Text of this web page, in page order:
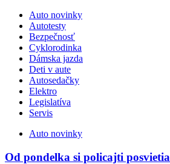
Auto novinky
Autotesty
Bezpečnosť
Cyklorodinka
Dámska jazda
Deti v aute
Autosedačky
Elektro
Legislatíva
Servis
Auto novinky
Od pondelka si policajti